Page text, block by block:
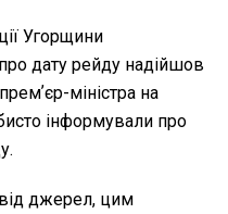
Угорщини
дату рейду надійшов
міністра на
інформували про
джерел, цим